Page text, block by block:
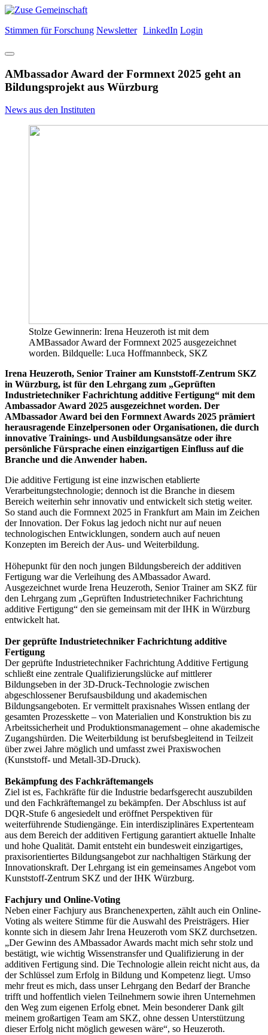
Stimmen für Forschung Newsletter LinkedIn Login
AMbassador Award der Formnext 2025 geht an
Bildungsprojekt aus Würzburg
News aus den Instituten
Stolze Gewinnerin: Irena Heuzeroth ist mit dem
AMBassador Award der Formnext 2025 ausgezeichnet
worden. Bildquelle: Luca Hoffmannbeck, SKZ
Irena Heuzeroth, Senior Trainer am Kunststoff-Zentrum SKZ
in Würzburg, ist für den Lehrgang zum „Geprüften
Industrietechniker Fachrichtung additive Fertigung“ mit dem
Ambassador Award 2025 ausgezeichnet worden. Der
AMbassador Award bei den Formnext Awards 2025 prämiert
herausragende Einzelpersonen oder Organisationen, die durch
innovative Trainings- und Ausbildungsansätze oder ihre
persönliche Fürsprache einen einzigartigen Einfluss auf die
Branche und die Anwender haben.
Die additive Fertigung ist eine inzwischen etablierte
Verarbeitungstechnologie; dennoch ist die Branche in diesem
Bereich weiterhin sehr innovativ und entwickelt sich stetig weiter.
So stand auch die Formnext 2025 in Frankfurt am Main im Zeichen
der Innovation. Der Fokus lag jedoch nicht nur auf neuen
technologischen Entwicklungen, sondern auch auf neuen
Konzepten im Bereich der Aus- und Weiterbildung.
Höhepunkt für den noch jungen Bildungsbereich der additiven
Fertigung war die Verleihung des AMbassador Award.
Ausgezeichnet wurde Irena Heuzeroth, Senior Trainer am SKZ für
den Lehrgang zum „Geprüften Industrietechniker Fachrichtung
additive Fertigung“ den sie gemeinsam mit der IHK in Würzburg
entwickelt hat.
Der geprüfte Industrietechniker Fachrichtung additive
Fertigung
Der geprüfte Industrietechniker Fachrichtung Additive Fertigung
schließt eine zentrale Qualifizierungslücke auf mittlerer
Bildungseben in der 3D-Druck-Technologie zwischen
abgeschlossener Berufsausbildung und akademischen
Bildungsangeboten. Er vermittelt praxisnahes Wissen entlang der
gesamten Prozesskette – von Materialien und Konstruktion bis zu
Arbeitssicherheit und Produktionsmanagement – ohne akademische
Zugangshürden. Die Weiterbildung ist berufsbegleitend in Teilzeit
über zwei Jahre möglich und umfasst zwei Praxiswochen
(Kunststoff- und Metall-3D-Druck).
Bekämpfung des Fachkräftemangels
Ziel ist es, Fachkräfte für die Industrie bedarfsgerecht auszubilden
und den Fachkräftemangel zu bekämpfen. Der Abschluss ist auf
DQR-Stufe 6 angesiedelt und eröffnet Perspektiven für
weiterführende Studiengänge. Ein interdisziplinäres Expertenteam
aus dem Bereich der additiven Fertigung garantiert aktuelle Inhalte
und hohe Qualität. Damit entsteht ein bundesweit einzigartiges,
praxisorientiertes Bildungsangebot zur nachhaltigen Stärkung der
Innovationskraft. Der Lehrgang ist ein gemeinsames Angebot vom
Kunststoff-Zentrum SKZ und der IHK Würzburg.
Fachjury und Online-Voting
Neben einer Fachjury aus Branchenexperten, zählt auch ein Online-
Voting als weitere Stimme für die Auswahl des Preisträgers. Hier
konnte sich in diesem Jahr Irena Heuzeroth vom SKZ durchsetzen.
„Der Gewinn des AMbassador Awards macht mich sehr stolz und
bestätigt, wie wichtig Wissenstransfer und Qualifizierung in der
additiven Fertigung sind. Die Technologie allein reicht nicht aus, da
der Schlüssel zum Erfolg in Bildung und Kompetenz liegt. Umso
mehr freut es mich, dass unser Lehrgang den Bedarf der Branche
trifft und hoffentlich vielen Teilnehmern sowie ihren Unternehmen
den Weg zum eigenen Erfolg ebnet. Mein besonderer Dank gilt
meinem großartigen Team am SKZ, ohne dessen Unterstützung
dieser Erfolg nicht möglich gewesen wäre“, so Heuzeroth.